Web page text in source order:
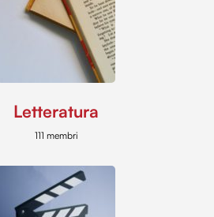
Letteratura
111 membri